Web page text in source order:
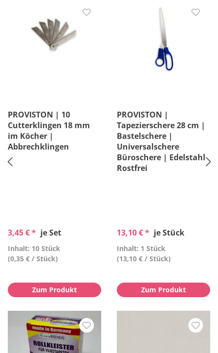
PROVISTON | 10
Cutterklingen 18 mm
im Köcher |
Abbrechklingen
3,45 € * je Set
Inhalt: 10 Stück
(0,35 € / Stück)
Zum Produkt
PROVISTON |
Tapezierschere 28 cm |
Bastelschere |
Universalschere
Büroschere | Edelstahl
Rostfrei
13,10 € * je Stück
Inhalt: 1 Stück
(13,10 € / Stück)
Zum Produkt